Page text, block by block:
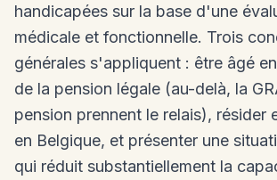
handicapées sur la base d'une
médicale et fonctionnelle. Trois
générales s'appliquent : être âgé
de la pension légale (au-delà, la
pension prennent le relais), résider
en Belgique, et présenter une
qui réduit substantiellement la